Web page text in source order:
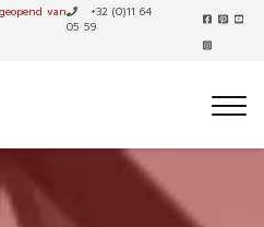
van
+32 (0)11 64
05 59